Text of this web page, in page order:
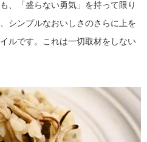
、「盛らない勇気」を持って限り
シンプルなおいしさのさらに上を
ルです。これは一切取材をしない